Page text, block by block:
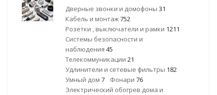
Дверные звонки и домофоны 31
Кабель и монтаж752
Розетки , выключатели и рамки 1211
Системы безопасности и
наблюдения 45
Телекоммуникации 21
Удлинители и сетевые фильтры 182
Умный дом 7 Фонари 76
Электрический обогрев дома и